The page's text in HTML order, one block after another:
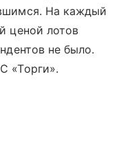
На каждый
ценой лотов
не было.
«Торги».